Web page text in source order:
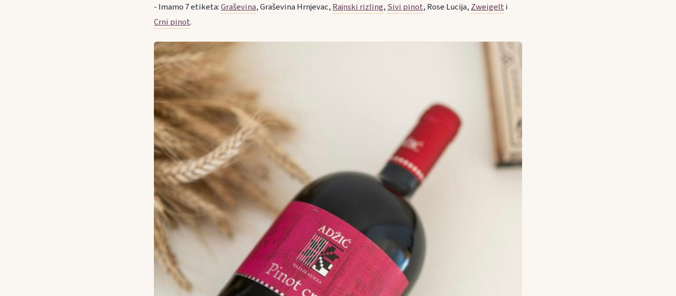
- Imamo 7 etiketa:Graševina, Graševina Hrnjevac,Rajnski rizling,Sivi pinot, Rose Lucija,Zweigelti
Crni pinot.